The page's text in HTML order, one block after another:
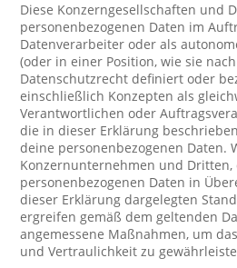
Diese Konzerngesellschaften und
personenbezogenen Daten im
Datenverarbeiter oder als
(oder in einer Position, wie sie
Datenschutzrecht definiert oder
einschließlich Konzepten als
Verantwortlichen oder
die in dieser Erklärung
deine personenbezogenen Daten.
Konzernunternehmen und Dritten,
personenbezogenen Daten in
dieser Erklärung dargelegten
ergreifen gemäß dem geltenden
angemessene Maßnahmen, um
und Vertraulichkeit zu